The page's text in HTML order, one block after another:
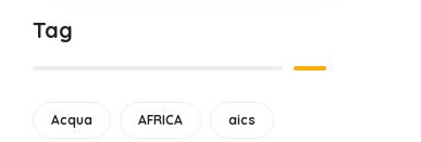
Tag
Acqua AFRICA aics